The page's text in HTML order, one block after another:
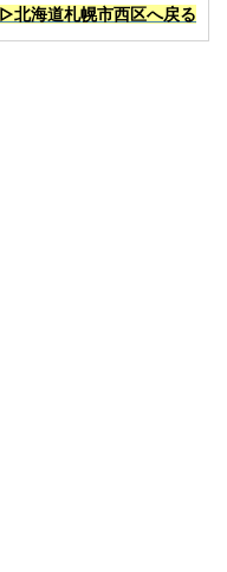
▷北海道札幌市西区へ戻る